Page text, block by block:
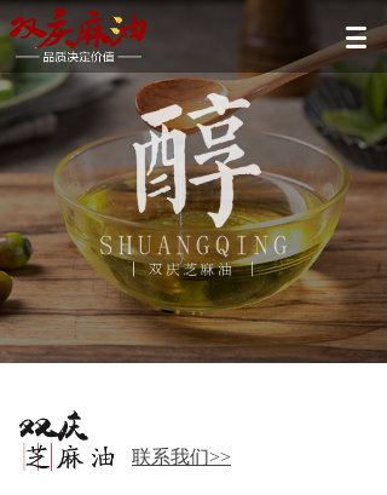
联系我们>>